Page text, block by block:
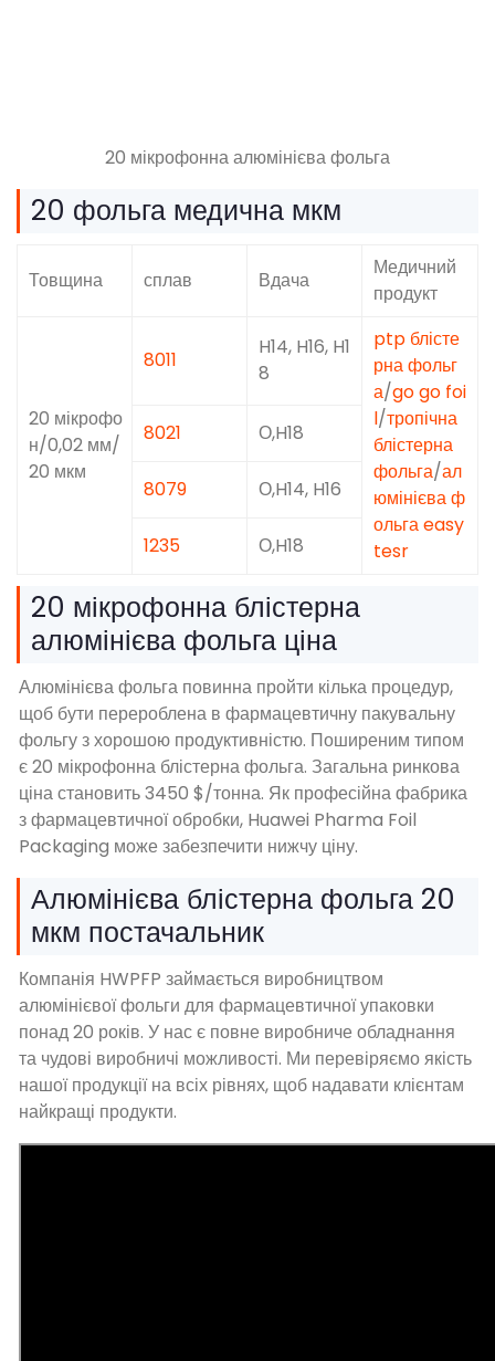
20 мікрофонна алюмінієва фольга
20 фольга медична мкм
Товщина сплав Вдача
Медичний
продукт
20 мікрофо
н/0,02 мм/
20 мкм
8011
H14, H16, H1
8
ptp блісте
рна фольг
а/go go foi
l/тропічна
блістерна
фольга/ал
юмінієва ф
ольга easy
tesr
8021 О,H18
8079 О,H14, H16
1235 О,H18
20 мікрофонна блістерна
алюмінієва фольга ціна
Алюмінієва фольга повинна пройти кілька процедур,
щоб бути перероблена в фармацевтичну пакувальну
фольгу з хорошою продуктивністю. Поширеним типом
є 20 мікрофонна блістерна фольга. Загальна ринкова
ціна становить 3450 $/тонна. Як професійна фабрика
з фармацевтичної обробки, Huawei Pharma Foil
Packaging може забезпечити нижчу ціну.
Алюмінієва блістерна фольга 20
мкм постачальник
Компанія HWPFP займається виробництвом
алюмінієвої фольги для фармацевтичної упаковки
понад 20 років. У нас є повне виробниче обладнання
та чудові виробничі можливості. Ми перевіряємо якість
нашої продукції на всіх рівнях, щоб надавати клієнтам
найкращі продукти.